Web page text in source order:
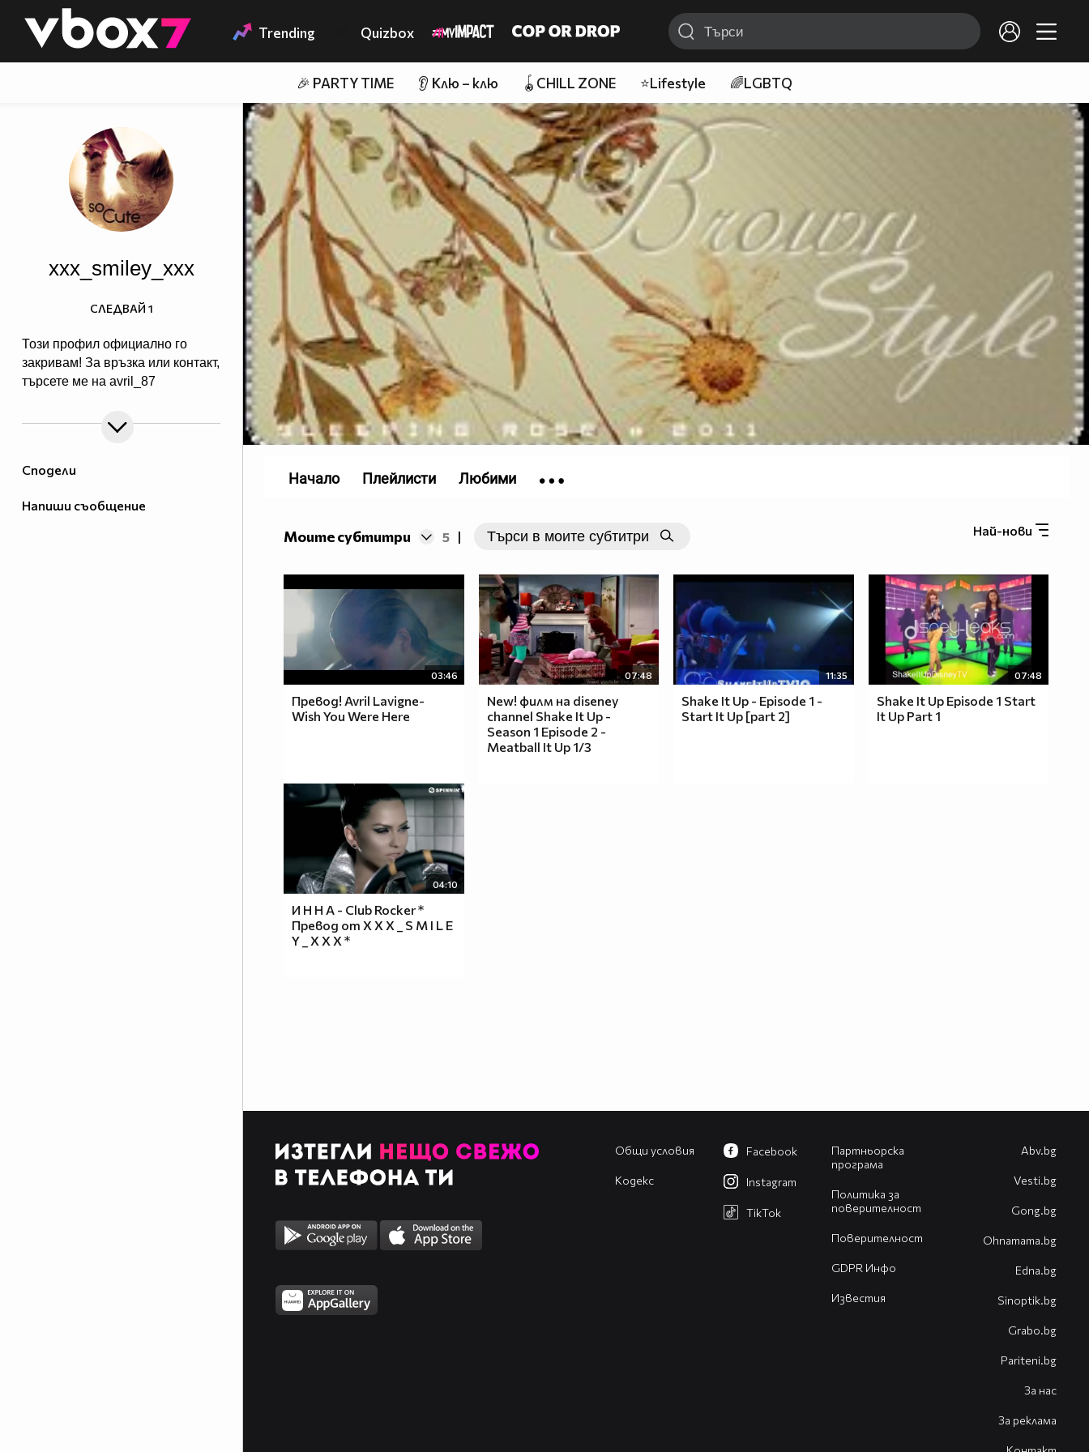
👾 Trending Quizbox
🎉 PARTY TIME 👂 Клю – клю 🪀CHILL ZONE ⭐Lifestyle 🌈LGBTQ
Сподели
Напиши съобщение
xxx_smiley_xxx
Този профил официално го
закривам! За връзка или контакт,
търсете ме на avril_87
СЛЕДВАЙ 1
Моите субтитри 5 | Най-нови
03:46
Превод! Avril Lavigne-
Wish You Were Here
07:48
New! филм на diseney
channel Shake It Up -
Season 1 Episode 2 -
Meatball It Up 1/3
11:35
Shake It Up - Episode 1 -
Start It Up [part 2]
07:48
Shake It Up Episode 1 Start
It Up Part 1
04:10
И Н Н А - Club Rocker *
Превод от X X X _ S M I L E
Y _ X X X *
Начало Плейлисти Любими
Общи условия
Кодекс
Партньорска
програма
Политика за
поверителност
Поверителност
GDPR Инфо
Известия
Facebook
Instagram
TikTok
Abv.bg
Vesti.bg
Gong.bg
Оhnamama.bg
Edna.bg
Sinoptik.bg
Grabo.bg
Pariteni.bg
За нас
За реклама